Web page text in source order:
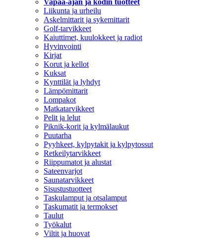
Vapaa-ajan ja kodin tuotteet
Liikunta ja urheilu
Askelmittarit ja sykemittarit
Golf-tarvikkeet
Kaiuttimet, kuulokkeet ja radiot
Hyvinvointi
Kirjat
Korut ja kellot
Kuksat
Kynttilät ja lyhdyt
Lämpömittarit
Lompakot
Matkatarvikkeet
Pelit ja lelut
Piknik-korit ja kylmälaukut
Puutarha
Pyyhkeet, kylpytakit ja kylpytossut
Retkeilytarvikkeet
Riippumatot ja alustat
Sateenvarjot
Saunatarvikkeet
Sisustustuotteet
Taskulamput ja otsalamput
Taskumatit ja termokset
Taulut
Työkalut
Viltit ja huovat